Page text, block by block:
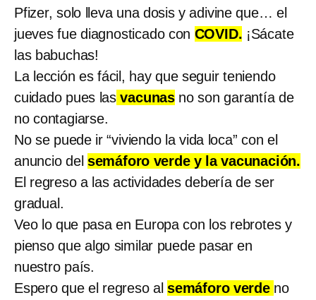
Pfizer, solo lleva una dosis y adivine que… el
jueves fue diagnosticado con COVID. ¡Sácate
las babuchas!
La lección es fácil, hay que seguir teniendo
cuidado pues las vacunas no son garantía de
no contagiarse.
No se puede ir “viviendo la vida loca” con el
anuncio del semáforo verde y la vacunación.
El regreso a las actividades debería de ser
gradual.
Veo lo que pasa en Europa con los rebrotes y
pienso que algo similar puede pasar en
nuestro país.
Espero que el regreso al semáforo verde no